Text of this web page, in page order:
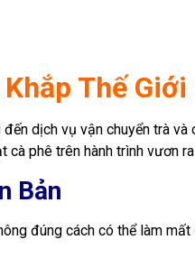
Thế Giới
dịch vụ vận chuyển trà
cà phê trên hành trình vươn
Bản
đúng cách có thể làm